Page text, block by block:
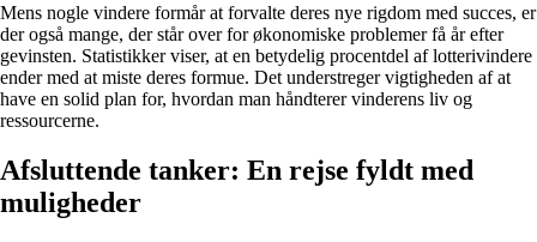
Mens nogle vindere formår at forvalte deres nye rigdom med succes, er
der også mange, der står over for økonomiske problemer få år efter
gevinsten. Statistikker viser, at en betydelig procentdel af lotterivindere
ender med at miste deres formue. Det understreger vigtigheden af at
have en solid plan for, hvordan man håndterer vinderens liv og
ressourcerne.
Afsluttende tanker: En rejse fyldt med
muligheder